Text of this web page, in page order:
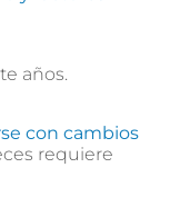
años.
con cambios
requiere